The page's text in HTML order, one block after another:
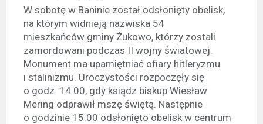
W sobotę w Baninie został odsłonięty obelisk,
na którym widnieją nazwiska 54
mieszkańców gminy Żukowo, którzy zostali
zamordowani podczas II wojny światowej.
Monument ma upamiętniać ofiary hitleryzmu
i stalinizmu. Uroczystości rozpoczęły się
o godz. 14:00, gdy ksiądz biskup Wiesław
Mering odprawił mszę świętą. Następnie
o godzinie 15:00 odsłonięto obelisk w centrum